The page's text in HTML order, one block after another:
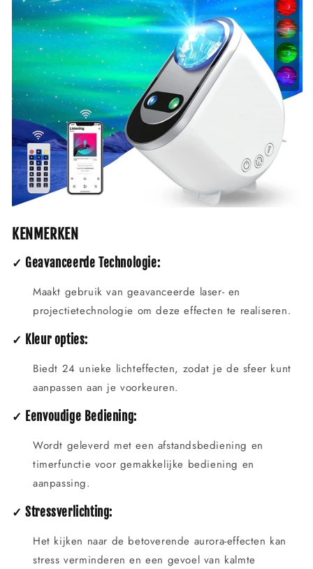
KENMERKEN
✓ Geavanceerde Technologie:
Maakt gebruik van geavanceerde laser- en
projectietechnologie om deze effecten te realiseren.
✓ Kleur opties:
Biedt 24 unieke lichteffecten, zodat je de sfeer kunt
aanpassen aan je voorkeuren.
✓ Eenvoudige Bediening:
Wordt geleverd met een afstandsbediening en
timerfunctie voor gemakkelijke bediening en
aanpassing.
✓ Stressverlichting:
Het kijken naar de betoverende aurora-effecten kan
stress verminderen en een gevoel van kalmte